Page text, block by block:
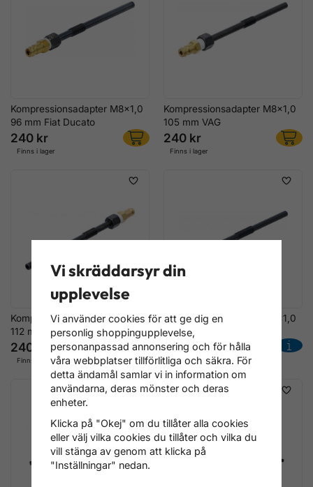
Kompressionsadapter M8x1,0
96 mm Fiat Ducato
240 kr
Finns i lager
Kompressionsadapter M8x1,0
105 mm VAG
240 kr
Finns i lager
Kompressionsadapter M8x1,0
112 mm Mercedes-Benz
240 kr
Finns ej i lager
Kompressionsadapter M8x1,0
122 mm PSA Volvo
240 kr
Finns ej i lager
Vi skräddarsyr din
upplevelse
Vi använder cookies för att ge dig en
personlig shoppingupplevelse,
personanpassad annonsering och för hålla
våra webbplatser tillförlitliga och säkra. För
detta ändamål samlar vi in information om
användarna, deras mönster och deras
enheter.
Klicka på "Okej" om du tillåter alla cookies
eller välj vilka cookies du tillåter och vilka du
vill stänga av genom att klicka på
"Inställningar" nedan.